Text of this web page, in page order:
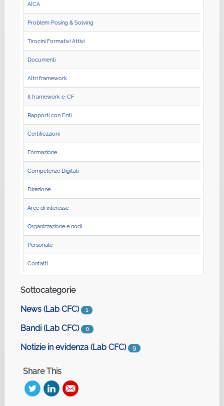
AICA
Problem Posing & Solving
Tirocini Formativi Attivi
Documenti
Altri framework
Il framework e-CF
Rapporti con Enti
Certificazioni
Formazione
Competenze Digitali
Direzione
Aree di interesse
Organizzazione e nodi
Personale
Contatti
Sottocategorie
News (Lab CFC)
1
Bandi (Lab CFC) 0
Notizie in evidenza (Lab CFC) 9
Share This